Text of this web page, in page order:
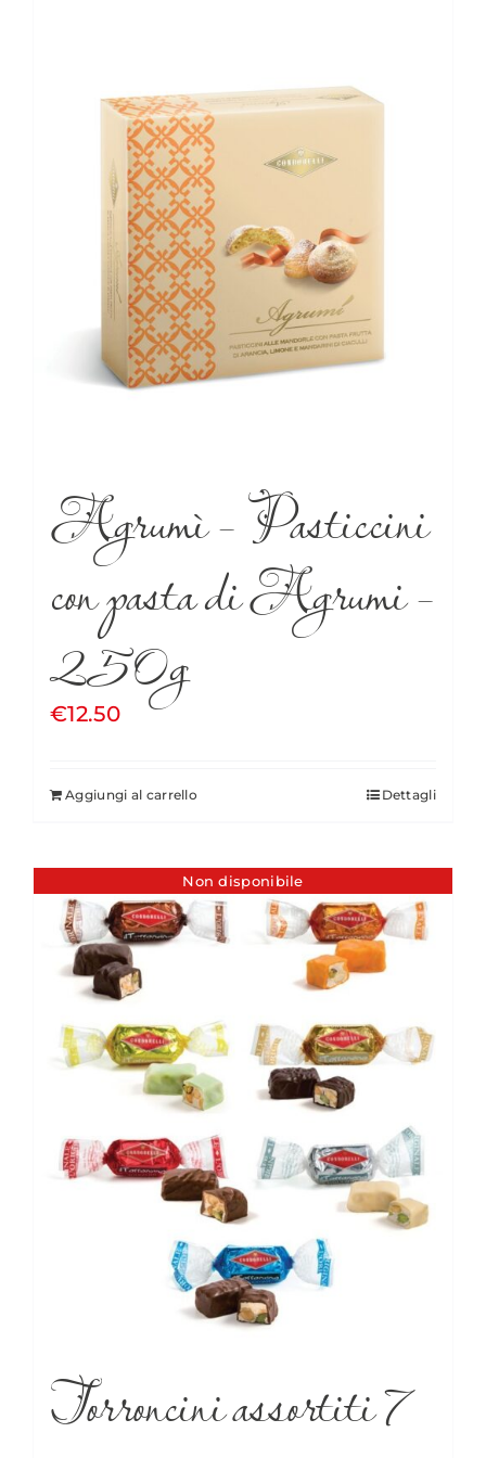
Agrumì – Pasticcini
con pasta di Agrumi –
250g
€12.50
Aggiungi al carrello Dettagli
Non disponibile
Torroncini assortiti 7